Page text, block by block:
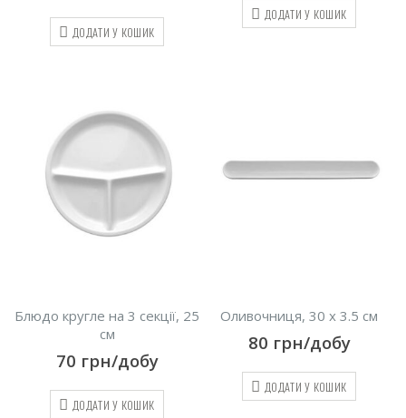
ДОДАТИ У КОШИК
ДОДАТИ У КОШИК
Блюдо кругле на 3 секції, 25
см
70 грн/добу
ДОДАТИ У КОШИК
Оливочниця, 30 х 3.5 см
80 грн/добу
ДОДАТИ У КОШИК